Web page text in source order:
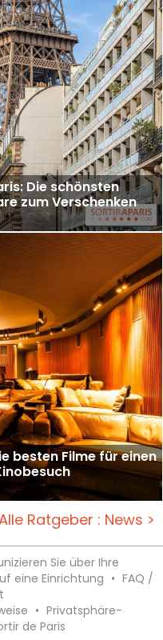
Die schönsten
zum Verschenken
besten Filme für einen
Ratgeber : News >
Sie über Ihre
eine Einrichtung • FAQ /
• Privatsphäre-
de Paris